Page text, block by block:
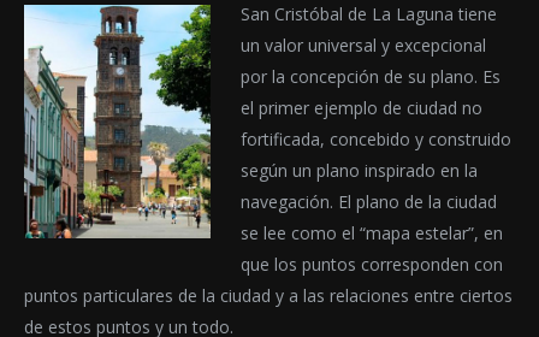
San Cristóbal de La Laguna tiene
un valor universal y excepcional
por la concepción de su plano. Es
el primer ejemplo de ciudad no
fortificada, concebido y construido
según un plano inspirado en la
navegación. El plano de la ciudad
se lee como el “mapa estelar”, en
que los puntos corresponden con
puntos particulares de la ciudad y a las relaciones entre ciertos
de estos puntos y un todo.